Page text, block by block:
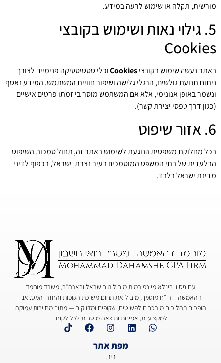
מורשית, תקלה או שימוש לרעה במידע.
5. גילוי נאות ושימוש בקובצי
Cookies
באתר נעשה שימוש בקובציCookiesוכלי סטטיסטיקה פנימיים לצורך
ניתוח תנועת גולשים, הרגלי גלישה ושיפור חוויית המשתמש. המידע נאסף
ונשמר באופן אנונימי, אלא אם המשתמש מוסר ביוזמתו פרטים אישיים
(כגון דרך טפסי יצירת קשר).
6. אזור שיפוט
בכל מחלוקת משפטית הנוגעת לשימוש באתר זה, תחול סמכות השיפוט
הבלעדית של בתי המשפט המוסמכים בעיר נצרת, ישראל, בכפוף לדיני
מדינת ישראל בלבד.
עם ניסיון בינלאומי בפירמות מובילות בישראל ובארה״ב, משרד מוחמד
דהאמשה – רו״ח מוסמך, מוביל את תחום משיכת הקופות והחזרי המס. אנו
הופכים תהליכים מורכבים לפשוטים, שקופים ומדויקים — מתוך מחויבות עמוקה
למקצועיות, אמינות ותוצאה מיטבית לכל לקוח.
מפת אתר
בית